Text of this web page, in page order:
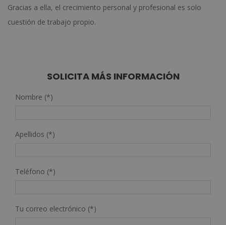
Gracias a ella, el crecimiento personal y profesional es solo
cuestión de trabajo propio.
SOLICITA MÁS INFORMACIÓN
Nombre (*)
Apellidos (*)
Teléfono (*)
Tu correo electrónico (*)